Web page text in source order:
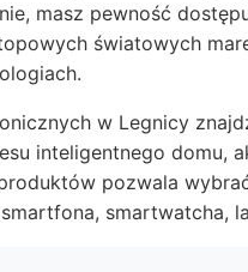
masz pewność
światowych
w Legnicy
inteligentnego domu,
pozwala
smartwatcha,